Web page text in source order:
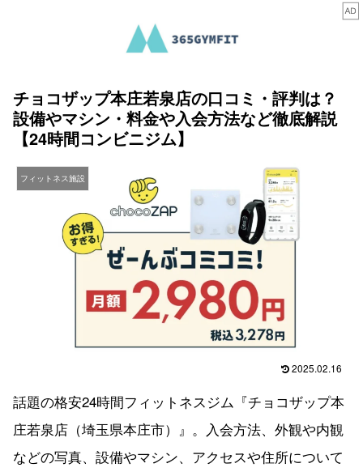
チョコザップ本庄若泉店の口コミ・評判は？
設備やマシン・料金や入会方法など徹底解説
【24時間コンビニジム】
フィットネス施設
2025.02.16
話題の格安24時間フィットネスジム『チョコザップ本
庄若泉店（埼玉県本庄市）』。入会方法、外観や内観
などの写真、設備やマシン、アクセスや住所について